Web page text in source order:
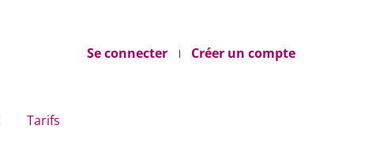
Se connecter Créer un compte
Tarifs